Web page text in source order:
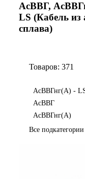
АсВВГ,
LS (Кабель
сплава)
Товаров: 371
АсВВГнг(А) -
АсВВГ
АсВВГнг(А)
Все